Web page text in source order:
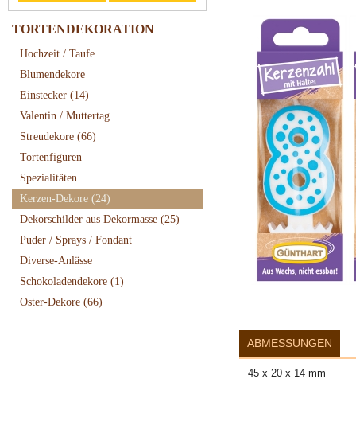
TORTENDEKORATION
Hochzeit / Taufe
Blumendekore
Einstecker (14)
Valentin / Muttertag
Streudekore (66)
Tortenfiguren
Spezialitäten
Kerzen-Dekore (24)
Dekorschilder aus Dekormasse (25)
Puder / Sprays / Fondant
Diverse-Anlässe
Schokoladendekore (1)
Oster-Dekore (66)
ABMESSUNGEN
45 x 20 x 14 mm